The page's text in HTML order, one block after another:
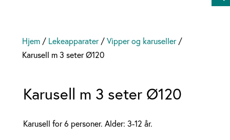
Hjem/ Lekeapparater/ Vipper og karuseller/
Karusell m 3 seter Ø120
Karusell m 3 seter Ø120
Karusell for 6 personer. Alder: 3-12 år.